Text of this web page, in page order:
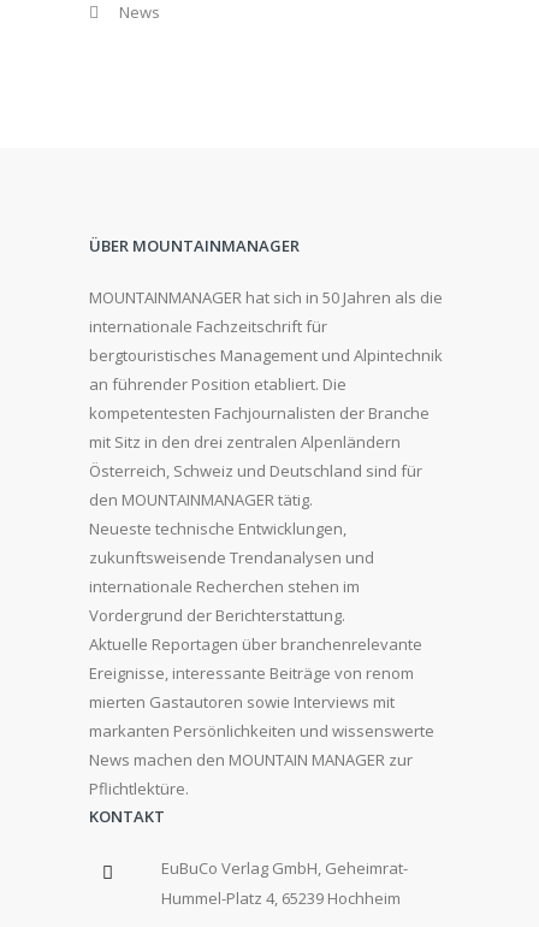
News
ÜBER MOUNTAINMANAGER
MOUNTAINMANAGER hat sich in 50 Jahren als die
internationale Fachzeitschrift für
bergtouristisches Management und Alpintechnik
an führender Position etabliert. Die
kompetentesten Fachjournalisten der Branche
mit Sitz in den drei zentralen Alpenländern
Österreich, Schweiz und Deutschland sind für
den MOUNTAINMANAGER tätig.
Neueste technische Entwicklungen,
zukunftsweisende Trendanalysen und
internationale Recherchen stehen im
Vordergrund der Berichterstattung.
Aktuelle Reportagen über branchenrelevante
Ereignisse, interessante Beiträge von renom
mierten Gastautoren sowie Interviews mit
markanten Persönlichkeiten und wissenswerte
News machen den MOUNTAIN MANAGER zur
Pflichtlektüre.
KONTAKT
EuBuCo Verlag GmbH, Geheimrat-
Hummel-Platz 4, 65239 Hochheim